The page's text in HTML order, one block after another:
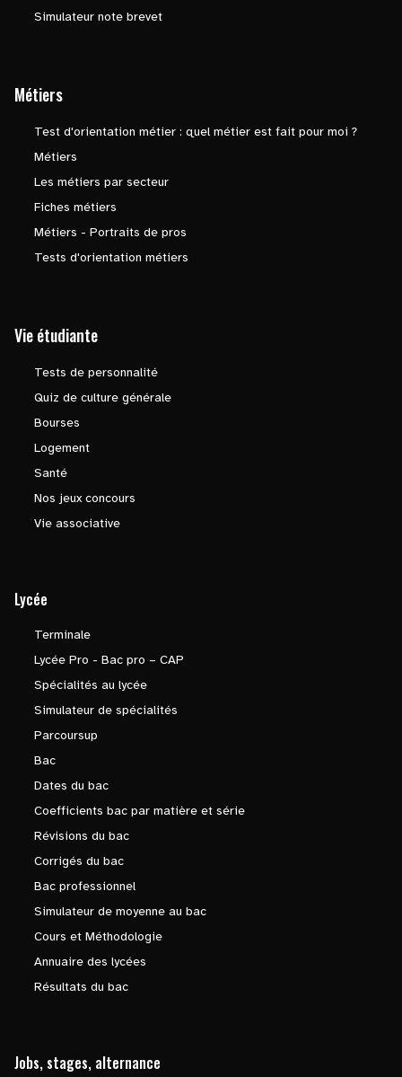
Simulateur note brevet
Métiers
Test d'orientation métier : quel métier est fait pour moi ?
Métiers
Les métiers par secteur
Fiches métiers
Métiers - Portraits de pros
Tests d'orientation métiers
Vie étudiante
Tests de personnalité
Quiz de culture générale
Bourses
Logement
Santé
Nos jeux concours
Vie associative
Lycée
Terminale
Lycée Pro - Bac pro – CAP
Spécialités au lycée
Simulateur de spécialités
Parcoursup
Bac
Dates du bac
Coefficients bac par matière et série
Révisions du bac
Corrigés du bac
Bac professionnel
Simulateur de moyenne au bac
Cours et Méthodologie
Annuaire des lycées
Résultats du bac
Jobs, stages, alternance